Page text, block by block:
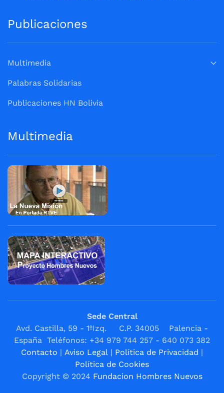
Publicaciones
Multimedia
Palabras Solidarias
Publicaciones HN Bolivia
Multimedia
Sede Central
Avd. Castilla, 59 - 1ºIzq. C.P. 34005 Palencia -
España Teléfonos: +34 979 744 257 - 640 073 382
Contacto | Aviso Legal | Política de Privacidad |
Política de Cookies
Copyright © 2024 Fundacion Hombres Nuevos